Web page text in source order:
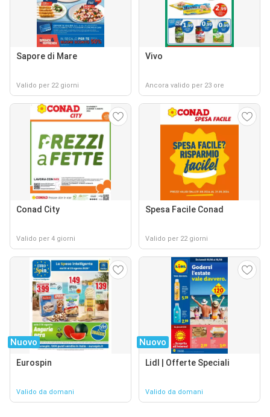
Sapore di Mare
Valido per 22 giorni
Vivo
Ancora valido per 23 ore
Conad City
Valido per 4 giorni
Spesa Facile Conad
Valido per 22 giorni
Nuovo
Eurospin
Valido da domani
Nuovo
Lidl | Offerte Speciali
Valido da domani